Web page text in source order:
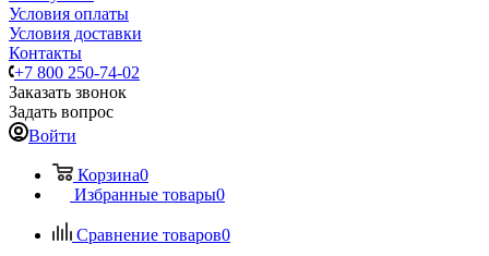
Условия оплаты
Условия доставки
Контакты
+7 800 250-74-02
Заказать звонок
Задать вопрос
Войти
Корзина0
Избранные товары0
Сравнение товаров0